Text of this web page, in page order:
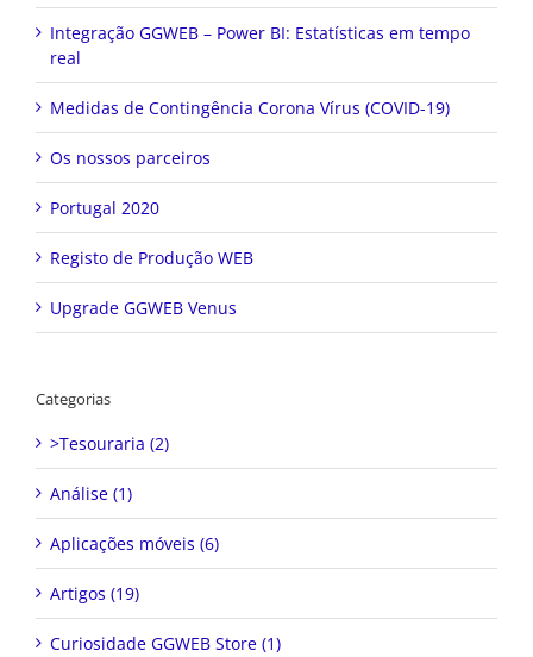
Integração GGWEB – Power BI: Estatísticas em tempo
real
Medidas de Contingência Corona Vírus (COVID-19)
Os nossos parceiros
Portugal 2020
Registo de Produção WEB
Upgrade GGWEB Venus
Categorias
>Tesouraria (2)
Análise (1)
Aplicações móveis (6)
Artigos (19)
Curiosidade GGWEB Store (1)